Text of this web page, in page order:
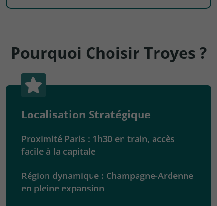
Pourquoi Choisir Troyes ?
Localisation Stratégique
Proximité Paris : 1h30 en train, accès
facile à la capitale
Région dynamique : Champagne-Ardenne
en pleine expansion